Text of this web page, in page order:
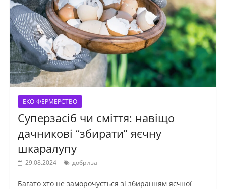
ЕКО-ФЕРМЕРСТВО
Суперзасіб чи сміття: навіщо
дачникові “збирати” яєчну
шкаралупу
29.08.2024 добрива
Багато хто не заморочується зі збиранням яєчної